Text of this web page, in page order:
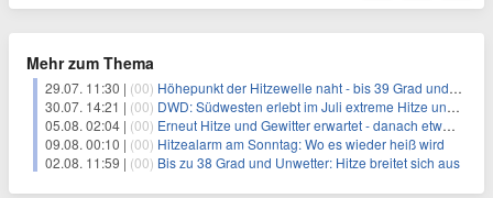
Mehr zum Thema
29.07. 11:30 | (00) Höhepunkt der Hitzewelle naht - bis 39 Grad und Sturmböen
30.07. 14:21 | (00) DWD: Südwesten erlebt im Juli extreme Hitze und Trockenheit
05.08. 02:04 | (00) Erneut Hitze und Gewitter erwartet - danach etwas Abkühlung
09.08. 00:10 | (00) Hitzealarm am Sonntag: Wo es wieder heiß wird
02.08. 11:59 | (00) Bis zu 38 Grad und Unwetter: Hitze breitet sich aus